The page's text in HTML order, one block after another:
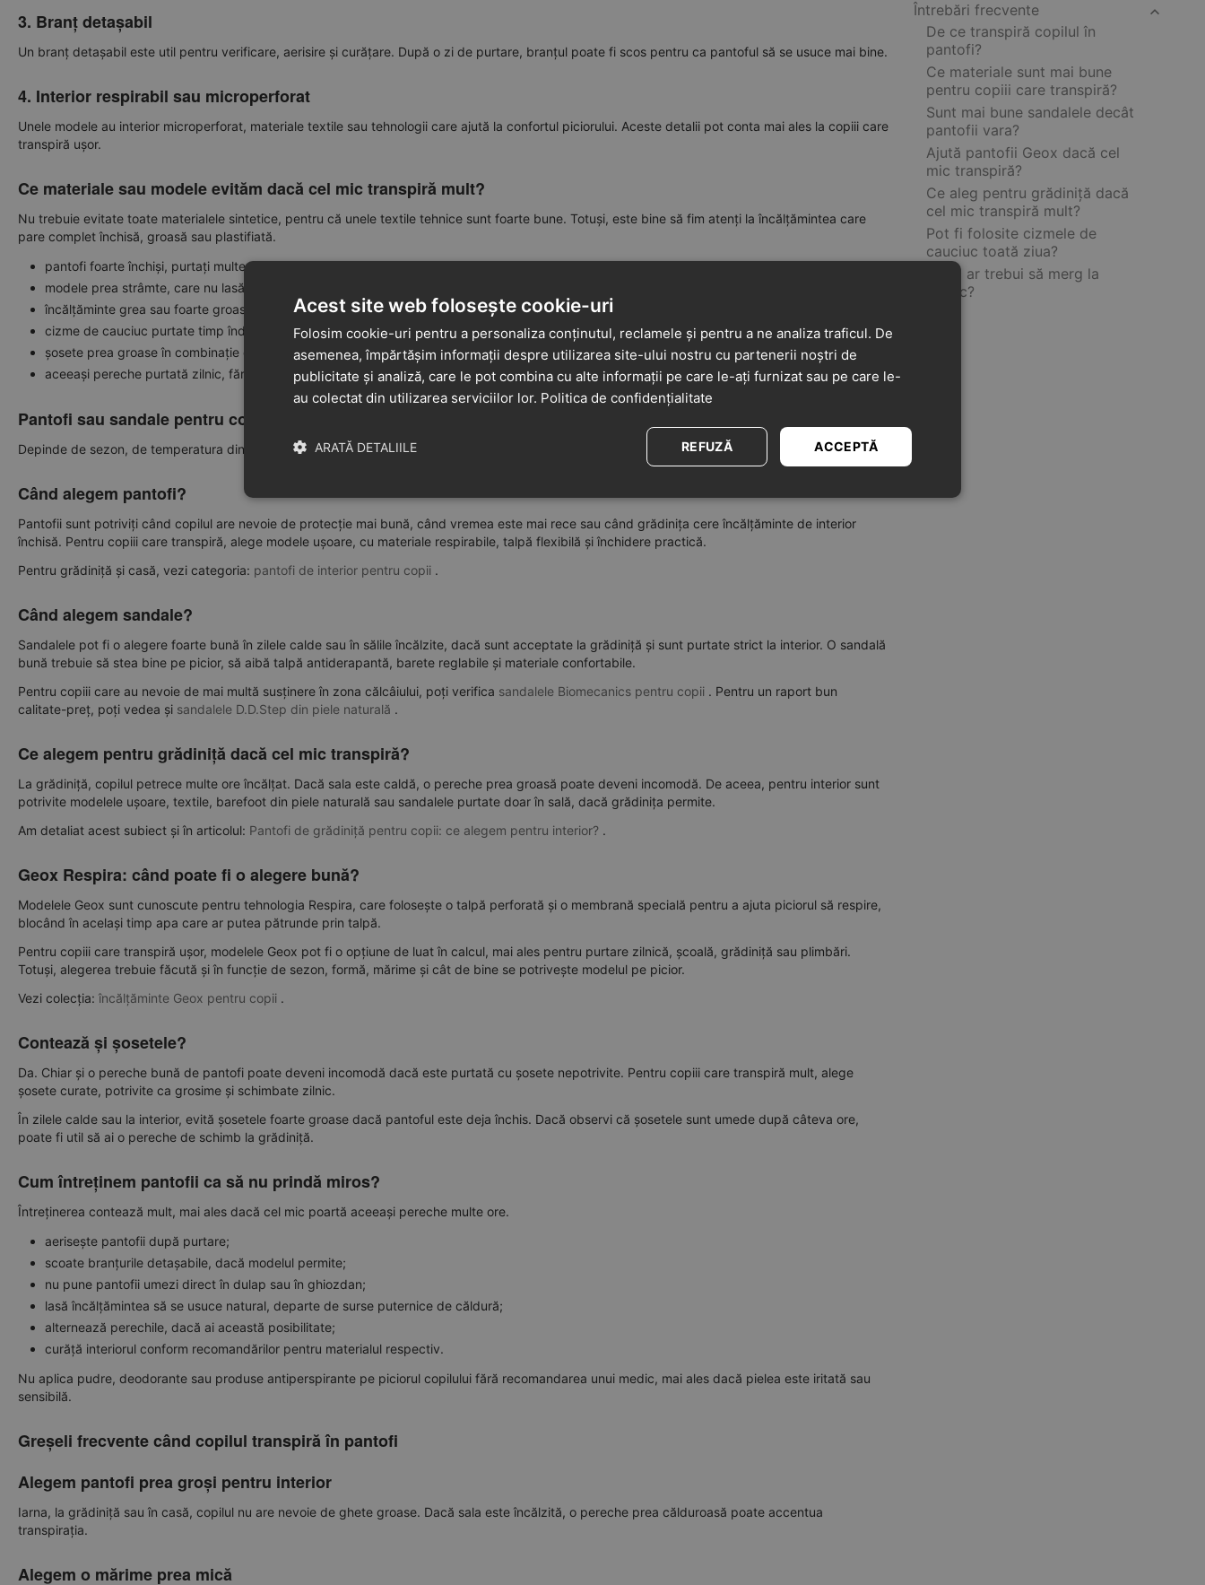
3. Branț detașabil
Un branț detașabil este util pentru verificare, aerisire și curățare. După o zi de purtare, branțul poate fi scos pentru ca pantoful să se usuce mai bine.
4. Interior respirabil sau microperforat
Unele modele au interior microperforat, materiale textile sau tehnologii care ajută la confortul piciorului. Aceste detalii pot conta mai ales la copiii care
transpiră ușor.
Ce materiale sau modele evităm dacă cel mic transpiră mult?
Nu trebuie evitate toate materialele sintetice, pentru că unele textile tehnice sunt foarte bune. Totuși, este bine să fim atenți la încălțămintea care
pare complet închisă, groasă sau plastifiată.
pantofi foarte închiși, purtați multe ore în săli calde;
modele prea strâmte, care nu lasă degetele să se miște;
încălțăminte grea sau foarte groasă pentru sezon;
cizme de cauciuc purtate timp îndelungat, deoarece nu sunt respirabile;
șosete prea groase în combinație cu pantofi închiși;
aceeași pereche purtată zilnic, fără timp de aerisire.
Pantofi sau sandale pentru copiii care transpiră?
Depinde de sezon, de temperatura din spațiul în care stă copilul și de cât de activ este. Nu există o singură alegere corectă pentru toți copiii.
Când alegem pantofi?
Pantofii sunt potriviți când copilul are nevoie de protecție mai bună, când vremea este mai rece sau când grădinița cere încălțăminte de interior
închisă. Pentru copiii care transpiră, alege modele ușoare, cu materiale respirabile, talpă flexibilă și închidere practică.
Pentru grădiniță și casă, vezi categoria: pantofi de interior pentru copii .
Când alegem sandale?
Sandalele pot fi o alegere foarte bună în zilele calde sau în sălile încălzite, dacă sunt acceptate la grădiniță și sunt purtate strict la interior. O sandală
bună trebuie să stea bine pe picior, să aibă talpă antiderapantă, barete reglabile și materiale confortabile.
Pentru copiii care au nevoie de mai multă susținere în zona călcâiului, poți verifica sandalele Biomecanics pentru copii . Pentru un raport bun
calitate-preț, poți vedea și sandalele D.D.Step din piele naturală .
Ce alegem pentru grădiniță dacă cel mic transpiră?
La grădiniță, copilul petrece multe ore încălțat. Dacă sala este caldă, o pereche prea groasă poate deveni incomodă. De aceea, pentru interior sunt
potrivite modelele ușoare, textile, barefoot din piele naturală sau sandalele purtate doar în sală, dacă grădinița permite.
Am detaliat acest subiect și în articolul: Pantofi de grădiniță pentru copii: ce alegem pentru interior? .
Geox Respira: când poate fi o alegere bună?
Modelele Geox sunt cunoscute pentru tehnologia Respira, care folosește o talpă perforată și o membrană specială pentru a ajuta piciorul să respire,
blocând în același timp apa care ar putea pătrunde prin talpă.
Pentru copiii care transpiră ușor, modelele Geox pot fi o opțiune de luat în calcul, mai ales pentru purtare zilnică, școală, grădiniță sau plimbări.
Totuși, alegerea trebuie făcută și în funcție de sezon, formă, mărime și cât de bine se potrivește modelul pe picior.
Vezi colecția: încălțăminte Geox pentru copii .
Contează și șosetele?
Da. Chiar și o pereche bună de pantofi poate deveni incomodă dacă este purtată cu șosete nepotrivite. Pentru copiii care transpiră mult, alege
șosete curate, potrivite ca grosime și schimbate zilnic.
În zilele calde sau la interior, evită șosetele foarte groase dacă pantoful este deja închis. Dacă observi că șosetele sunt umede după câteva ore,
poate fi util să ai o pereche de schimb la grădiniță.
Cum întreținem pantofii ca să nu prindă miros?
Întreținerea contează mult, mai ales dacă cel mic poartă aceeași pereche multe ore.
aerisește pantofii după purtare;
scoate branțurile detașabile, dacă modelul permite;
nu pune pantofii umezi direct în dulap sau în ghiozdan;
lasă încălțămintea să se usuce natural, departe de surse puternice de căldură;
alternează perechile, dacă ai această posibilitate;
curăță interiorul conform recomandărilor pentru materialul respectiv.
Nu aplica pudre, deodorante sau produse antiperspirante pe piciorul copilului fără recomandarea unui medic, mai ales dacă pielea este iritată sau
sensibilă.
Greșeli frecvente când copilul transpiră în pantofi
Alegem pantofi prea groși pentru interior
Iarna, la grădiniță sau în casă, copilul nu are nevoie de ghete groase. Dacă sala este încălzită, o pereche prea călduroasă poate accentua
transpirația.
Alegem o mărime prea mică
Întrebări frecvente
De ce transpiră copilul în
pantofi?
Ce materiale sunt mai bune
pentru copiii care transpiră?
Sunt mai bune sandalele decât
pantofii vara?
Ajută pantofii Geox dacă cel
mic transpiră?
Ce aleg pentru grădiniță dacă
cel mic transpiră mult?
Pot fi folosite cizmele de
cauciuc toată ziua?
Când ar trebui să merg la
medic?
Acest site web folosește cookie-uri
Folosim cookie-uri pentru a personaliza conținutul, reclamele și pentru a ne analiza traficul. De
asemenea, împărtășim informații despre utilizarea site-ului nostru cu partenerii noștri de
publicitate și analiză, care le pot combina cu alte informații pe care le-ați furnizat sau pe care le-
au colectat din utilizarea serviciilor lor. Politica de confidențialitate
ACCEPTĂ
REFUZĂ
ARATĂ DETALIILE